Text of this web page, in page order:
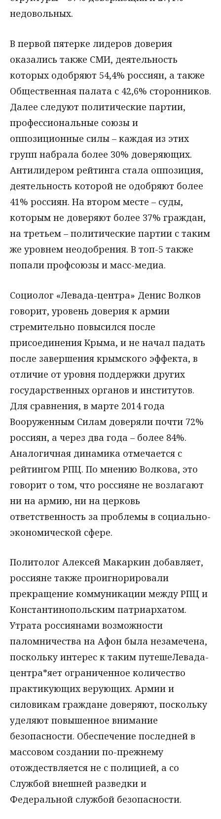
недовольных.
В первой пятерке лидеров доверия
оказались также СМИ, деятельность
которых одобряют 54,4% россиян, а также
Общественная палата с 42,6% сторонников.
Далее следуют политические партии,
профессиональные союзы и
оппозиционные силы – каждая из этих
групп набрала более 30% доверяющих.
Антилидером рейтинга стала оппозиция,
деятельность которой не одобряют более
41% россиян. На втором месте – суды,
которым не доверяют более 37% граждан,
на третьем – политические партии с таким
же уровнем неодобрения. В топ-5 также
попали профсоюзы и масс-медиа.
Социолог «Левада-центра» Денис Волков
говорит, уровень доверия к армии
стремительно повысился после
присоединения Крыма, и не начал падать
после завершения крымского эффекта, в
отличие от уровня поддержки других
государственных органов и институтов.
Для сравнения, в марте 2014 года
Вооруженным Силам доверяли почти 72%
россиян, а через два года – более 84%.
Аналогичная динамика отмечается с
рейтингом РПЦ. По мнению Волкова, это
говорит о том, что россияне не возлагают
ни на армию, ни на церковь
ответственность за проблемы в социально-
экономической сфере.
Политолог Алексей Макаркин добавляет,
россияне также проигнорировали
прекращение коммуникации между РПЦ и
Константинопольским патриархатом.
Утрата россиянами возможности
паломничества на Афон была незамечена,
поскольку интерес к таким путешеЛевада-
центра*яет ограниченное количество
практикующих верующих. Армии и
силовикам граждане доверяют, поскольку
уделяют повышенное внимание
безопасности. Обеспечение последней в
массовом создании по-прежнему
отождествляется не с полицией, а со
Службой внешней разведки и
Федеральной службой безопасности.